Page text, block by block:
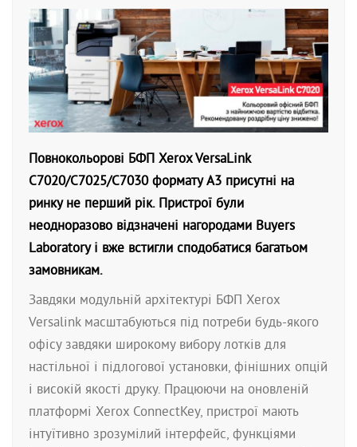
Повнокольорові БФП Xerox VersaLink
C7020/C7025/C7030 формату A3 присутні на
ринку не перший рік. Пристрої були
неодноразово відзначені нагородами Buyers
Laboratory і вже встигли сподобатися багатьом
замовникам.
Завдяки модульній архітектурі БФП Xerox
Versalink масштабуються під потреби будь-якого
офісу завдяки широкому вибору лотків для
настільної і підлогової установки, фінішних опцій
і високій якості друку. Працюючи на оновленій
платформі Xerox ConnectKey, пристрої мають
інтуїтивно зрозумілий інтерфейс, функціями